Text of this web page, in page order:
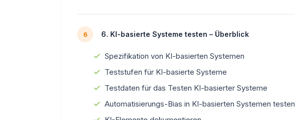
6 6. KI-basierte Systeme testen – Überblick
Spezifikation von KI-basierten Systemen
Teststufen für KI-basierte Systeme
Testdaten für das Testen KI-basierter Systeme
Automatisierungs-Bias in KI-basierten Systemen testen